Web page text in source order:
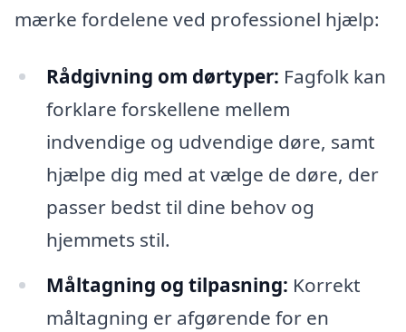
mærke fordelene ved professionel hjælp:
Rådgivning om dørtyper: Fagfolk kan
forklare forskellene mellem
indvendige og udvendige døre, samt
hjælpe dig med at vælge de døre, der
passer bedst til dine behov og
hjemmets stil.
Måltagning og tilpasning: Korrekt
måltagning er afgørende for en